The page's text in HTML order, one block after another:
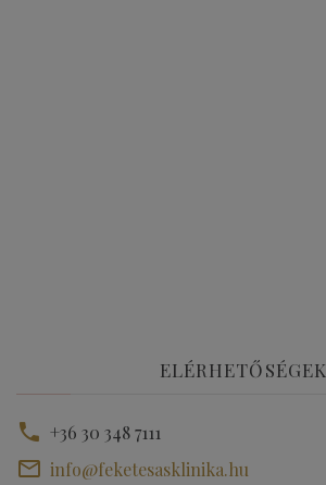
ELÉRHETŐSÉGEK
+36 30 348 7111
info@feketesasklinika.hu